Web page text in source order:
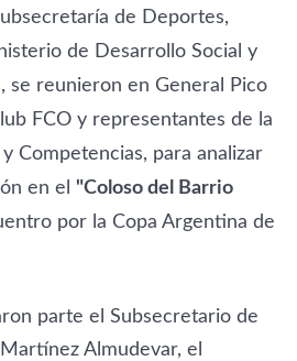
de Deportes,
de Desarrollo Social y
se reunieron en General Pico
FCO y representantes de la
Competencias, para analizar
en el "Coloso del Barrio
por la Copa Argentina de
parte el Subsecretario de
Almudevar, el